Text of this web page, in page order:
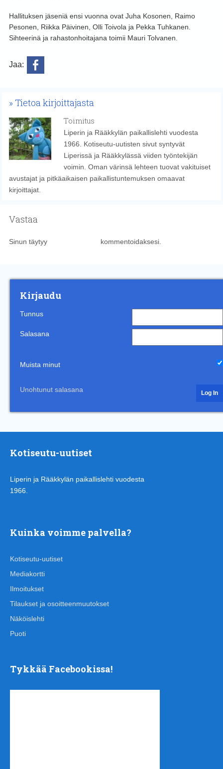
Hallituksen jäseniä ensi vuonna ovat Juha Kosonen, Raimo
Pesonen, Riikka Päivinen, Olli Toivola ja Pekka Tuhkanen.
Sihteerinä ja rahastonhoitajana toimii Mauri Tolvanen.
Jaa:
Tietoa kirjoittajasta
Toimitus
Liperin ja Rääkkylän paikallislehti vuodesta
1966. Kotiseutu-uutisten sivut syntyvät
Liperissä ja Rääkkylässä viiden työntekijän
voimin. Oman värinsä lehteen tuovat vakituiset
avustajat ja pitkäaikaisen paikallistuntemuksen omaavat
kirjoittajat.
Vastaa
Sinun täytyy kommentoidaksesi.
Kirjaudu
Tunnus
Salasana
Muista minut
Unohtunut salasana
Kotiseutu-uutiset
Liperin ja Rääkkylän paikallislehti vuodesta
1966.
Kuinka voimme palvella?
Kotiseutu-uutiset
Mediakortti
Ilmoitukset
Tilaukset ja osoitteenmuutokset
Näköislehti
Puoti
Tykkää Facebookissa!